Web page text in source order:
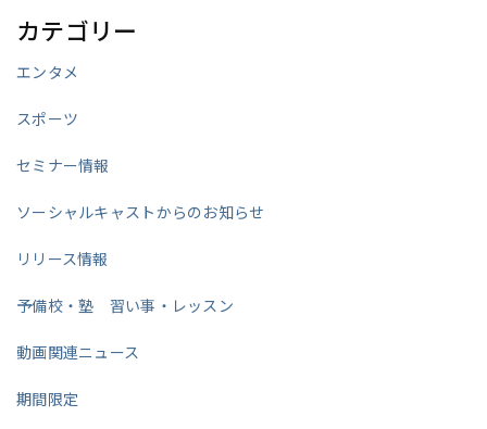
カテゴリー
エンタメ
スポーツ
セミナー情報
ソーシャルキャストからのお知らせ
リリース情報
予備校・塾 習い事・レッスン
動画関連ニュース
期間限定